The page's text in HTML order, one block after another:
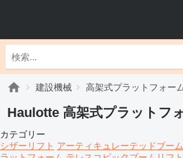
建設機械 高架式プラットフォー
Haulotte 高架式プラットフ
カテゴリー
シザーリフト アーティキュレーテッドブー